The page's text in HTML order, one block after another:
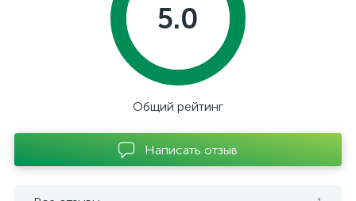
5.0
Общий рейтинг
Написать отзыв